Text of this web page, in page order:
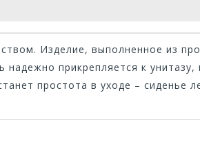
Изделие, выполненное из
прикрепляется к унитазу,
простота в уходе – сиденье